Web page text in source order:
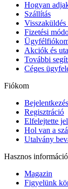
Hogyan
Szállítás
Visszaküldés
Fizetési
Akciók és
További
Céges
Fiókom
Bejelentkezés
Regisztráció
Elfelejtette
Hol van a
Utalvány
Hasznos
Magazin
Figyelünk